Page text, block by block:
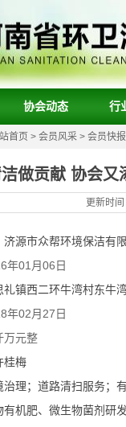
协会动态 行
首页 > 会员风采 > 会员快报
做贡献 协会又
更新时
济源市众帮环境保洁有
年01月06日
礼镇西二环牛湾村东牛
年02月27日
万元整
桂梅
治理；道路清扫服务；
机肥、微生物菌剂研